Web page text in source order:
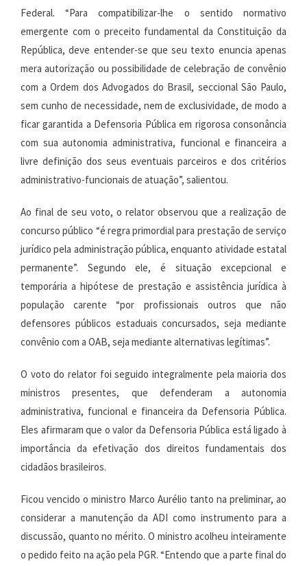
Federal. “Para compatibilizar-lhe o sentido normativo
emergente com o preceito fundamental da Constituição da
República, deve entender-se que seu texto enuncia apenas
mera autorização ou possibilidade de celebração de convênio
com a Ordem dos Advogados do Brasil, seccional São Paulo,
sem cunho de necessidade, nem de exclusividade, de modo a
ficar garantida a Defensoria Pública em rigorosa consonância
com sua autonomia administrativa, funcional e financeira a
livre definição dos seus eventuais parceiros e dos critérios
administrativo-funcionais de atuação”, salientou.
Ao final de seu voto, o relator observou que a realização de
concurso público “é regra primordial para prestação de serviço
jurídico pela administração pública, enquanto atividade estatal
permanente”. Segundo ele, é situação excepcional e
temporária a hipótese de prestação e assistência jurídica à
população carente “por profissionais outros que não
defensores públicos estaduais concursados, seja mediante
convênio com a OAB, seja mediante alternativas legítimas”.
O voto do relator foi seguido integralmente pela maioria dos
ministros presentes, que defenderam a autonomia
administrativa, funcional e financeira da Defensoria Pública.
Eles afirmaram que o valor da Defensoria Pública está ligado à
importância da efetivação dos direitos fundamentais dos
cidadãos brasileiros.
Ficou vencido o ministro Marco Aurélio tanto na preliminar, ao
considerar a manutenção da ADI como instrumento para a
discussão, quanto no mérito. O ministro acolheu inteiramente
o pedido feito na ação pela PGR. “Entendo que a parte final do